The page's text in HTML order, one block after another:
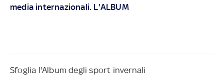
media internazionali. L'ALBUM
Sfoglia l'Album degli sport invernali